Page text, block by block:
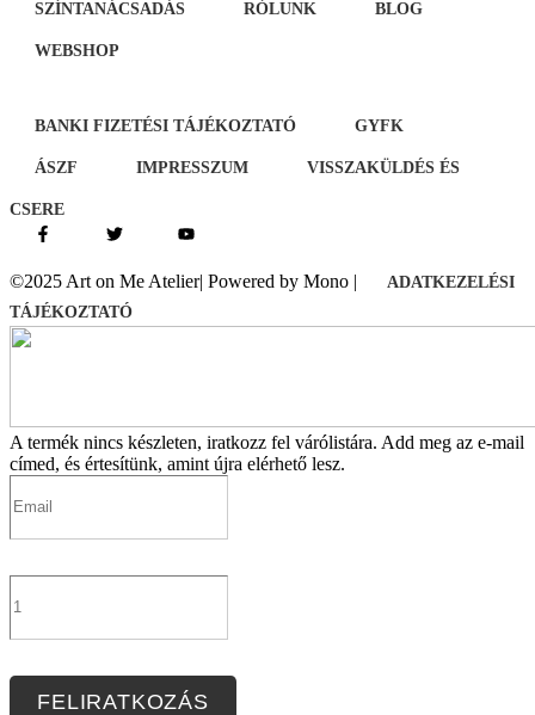
SZÍNTANÁCSADÁS RÓLUNK BLOG
WEBSHOP
BANKI FIZETÉSI TÁJÉKOZTATÓ GYFK
ÁSZF IMPRESSZUM VISSZAKÜLDÉS ÉS
CSERE
©2025 Art on Me Atelier| Powered by Mono |
ADATKEZELÉSI
TÁJÉKOZTATÓ
A termék nincs készleten, iratkozz fel várólistára. Add meg az e-mail
címed, és értesítünk, amint újra elérhető lesz.
FELIRATKOZÁS